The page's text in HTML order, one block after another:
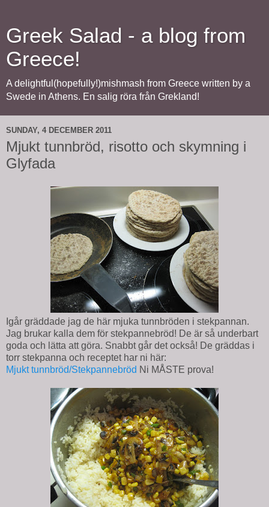
Greek Salad - a blog from
Greece!
A delightful(hopefully!)mishmash from Greece written by a
Swede in Athens. En salig röra från Grekland!
SUNDAY, 4 DECEMBER 2011
Mjukt tunnbröd, risotto och skymning i
Glyfada
Igår gräddade jag de här mjuka tunnbröden i stekpannan.
Jag brukar kalla dem för stekpannebröd! De är så underbart
goda och lätta att göra. Snabbt går det också! De gräddas i
torr stekpanna och receptet har ni här:
Mjukt tunnbröd/Stekpannebröd Ni MÅSTE prova!